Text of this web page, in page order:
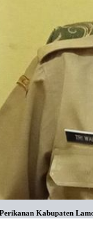
Kabupaten